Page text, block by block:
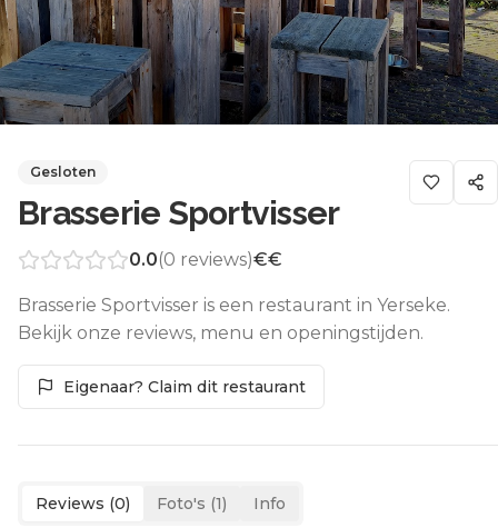
Gesloten
Brasserie Sportvisser
0.0(0 reviews)€€
Brasserie Sportvisser is een restaurant in Yerseke.
Bekijk onze reviews, menu en openingstijden.
Eigenaar? Claim dit restaurant
Reviews (0) Foto's (1) Info